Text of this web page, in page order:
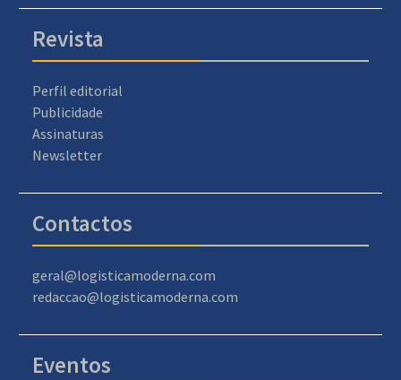
Revista
Perfil editorial
Publicidade
Assinaturas
Newsletter
Contactos
geral@logisticamoderna.com
redaccao@logisticamoderna.com
Eventos